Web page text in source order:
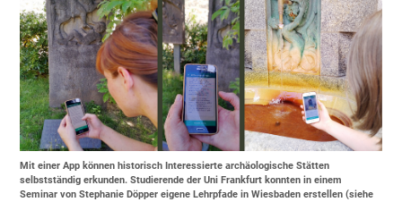
Mit einer App können historisch Interessierte archäologische Stätten
selbstständig erkunden. Studierende der Uni Frankfurt konnten in einem
Seminar von Stephanie Döpper eigene Lehrpfade in Wiesbaden erstellen (siehe